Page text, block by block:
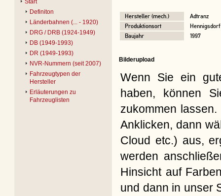
Start
Definiton
Länderbahnen (... - 1920)
DRG / DRB (1924-1949)
DB (1949-1993)
DR (1949-1993)
NVR-Nummern (seit 2007)
Fahrzeugtypen der
Hersteller
Erläuterungen zu
Fahrzeuglisten
Hersteller (mech.)
Adtranz
Produktionsort
Hennigsdorf
Baujahr
1997
Bilderupload
Wenn Sie ein
haben, können
zukommen
Anklicken, dann
Cloud etc.) aus,
werden
Hinsicht auf
und dann in unser